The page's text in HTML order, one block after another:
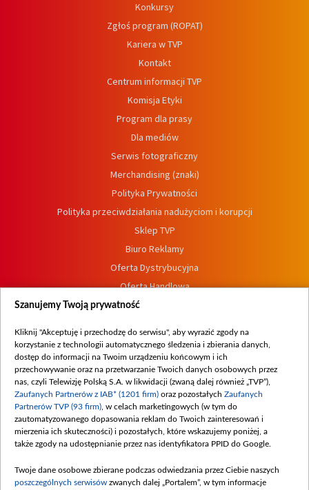
Konkursy
Zgłoś program (ROPAT)
Kariera w TVP
Kontakt
Centrum informacji TVP
Komisja Etyki
Program dla prasy
Dla mediów
Serwis fotograficzny
Merchandising (znaki)
Polityka Prywatności
Polityka przeciwdziałania nadużyciom i korupcji
Sklep TVP
Biuro Reklamy
Oferta Dystrybucyjna
Oferta Handlowa
Dostępność
Procedura zgłoszeń wewnętrznych
Szanujemy Twoją prywatność
Kliknij "Akceptuję i przechodzę do serwisu", aby wyrazić zgody na
korzystanie z technologii automatycznego śledzenia i zbierania danych,
dostęp do informacji na Twoim urządzeniu końcowym i ich
przechowywanie oraz na przetwarzanie Twoich danych osobowych przez
nas, czyli Telewizję Polską S.A. w likwidacji (zwaną dalej również „TVP”),
Zaufanych Partnerów z IAB* (1201 firm) oraz pozostałych Zaufanych
Partnerów TVP (93 firm) , w celach marketingowych (w tym do
zautomatyzowanego dopasowania reklam do Twoich zainteresowań i
mierzenia ich skuteczności) i pozostałych, które wskazujemy poniżej, a
także zgody na udostępnianie przez nas identyfikatora PPID do Google.
Twoje dane osobowe zbierane podczas odwiedzania przez Ciebie naszych
poszczególnych serwisów zwanych dalej „Portalem”, w tym informacje